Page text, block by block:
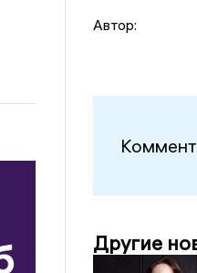
Автор:
Другие